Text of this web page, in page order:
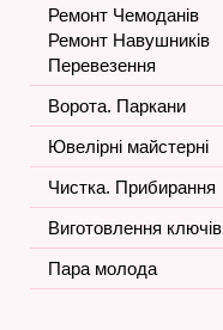
Ремонт Чемоданів
Ремонт Навушників
Перевезення
Ворота. Паркани
Ювелірні майстерні
Чистка. Прибирання
Виготовлення ключів
Пара молода